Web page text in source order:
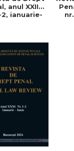
anul XXIII,
2, ianuarie-